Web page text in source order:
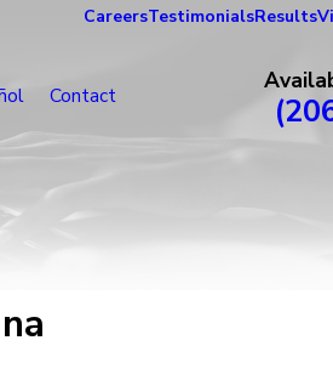
CareersTestimonialsResults
Contact